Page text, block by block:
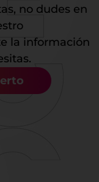
no dudes en
la información